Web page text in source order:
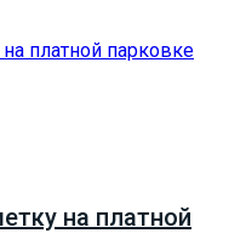
на платной